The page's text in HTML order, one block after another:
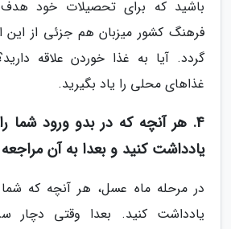
باشید که برای تحصیلات خود هدف
فرهنگ کشور میزبان هم جزئی از
گردد. آیا به غذا خوردن علاقه
غذاهای محلی را یاد بگیرید.
4. هر آنچه که در بدو ورود شما
یادداشت کنید و بعدا به آن
در مرحله ماه عسل، هر آنچه که
یادداشت کنید. بعدا وقتی دچار